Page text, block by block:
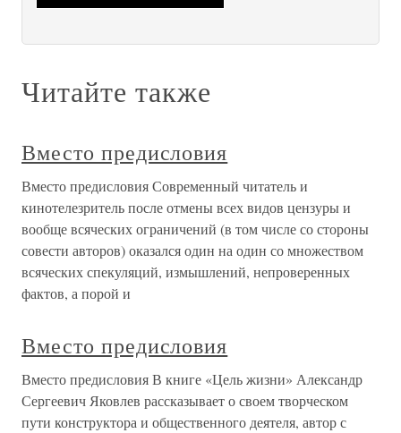
Читайте также
Вместо предисловия
Вместо предисловия Современный читатель и
кинотелезритель после отмены всех видов цензуры и
вообще всяческих ограничений (в том числе со стороны
совести авторов) оказался один на один со множеством
всяческих спекуляций, измышлений, непроверенных
фактов, а порой и
Вместо предисловия
Вместо предисловия В книге «Цель жизни» Александр
Сергеевич Яковлев рассказывает о своем творческом
пути конструктора и общественного деятеля, автор с